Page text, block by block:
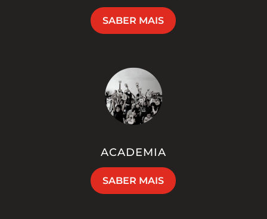
SABER MAIS
ACADEMIA
SABER MAIS